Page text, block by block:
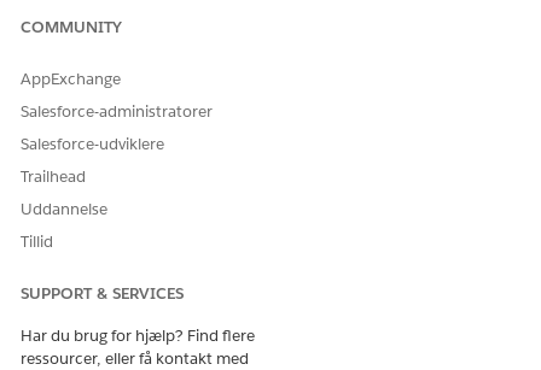
Hvis administratorer har aktiveret indstillingen, oprettes
Efterhånden som situationen udvikler sig, kan godkendte
større hændelser reduceres tilbage til standardhændelser,
hvis forretningspåvirkningen eller alvorsgraden reduceres.
om statusændringen.
Giv os besked, så vi kan forbedre os!
COMMUNITY
AppExchange
Salesforce-administratorer
Salesforce-udviklere
Trailhead
Uddannelse
Tillid
SUPPORT & SERVICES
Har du brug for hjælp? Find flere
ressourcer, eller få kontakt med